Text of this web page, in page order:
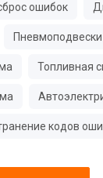
ошибок
Пневмоподвески
Топливная
кодов